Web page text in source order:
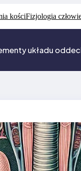
kościFizjologia
układu